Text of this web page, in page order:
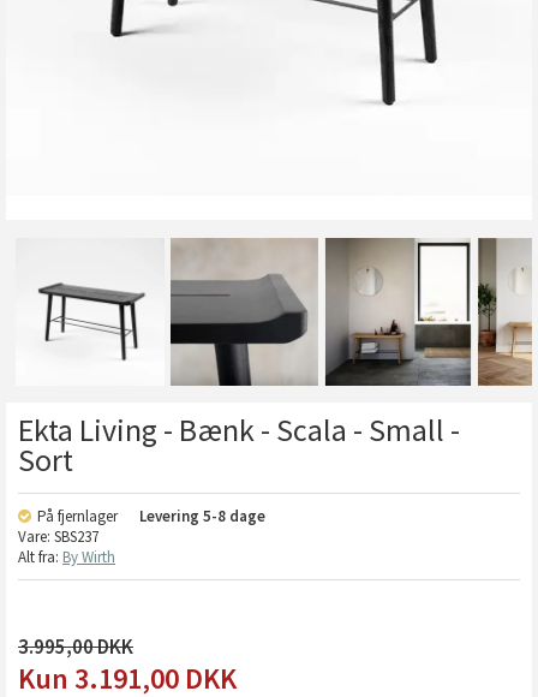
Ekta Living - Bænk - Scala - Small -
Sort
På fjernlager Levering 5-8 dage
Vare: SBS237
Alt fra: By Wirth
3.995,00
3.191,00 DKK